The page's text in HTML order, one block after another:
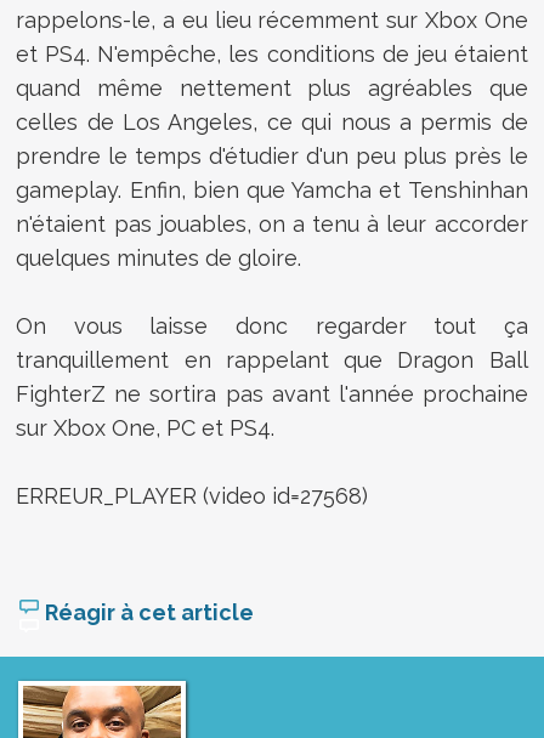
rappelons-le, a eu lieu récemment sur Xbox One
et PS4. N'empêche, les conditions de jeu étaient
quand même nettement plus agréables que
celles de Los Angeles, ce qui nous a permis de
prendre le temps d'étudier d'un peu plus près le
gameplay. Enfin, bien que Yamcha et Tenshinhan
n'étaient pas jouables, on a tenu à leur accorder
quelques minutes de gloire.
On vous laisse donc regarder tout ça
tranquillement en rappelant que Dragon Ball
FighterZ ne sortira pas avant l'année prochaine
sur Xbox One, PC et PS4.
ERREUR_PLAYER (video id=27568)
Réagir à cet article